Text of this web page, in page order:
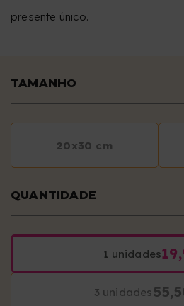
presente único.
TAMANHO
20x30 cm
QUANTIDADE
1 unidades
3 unidades